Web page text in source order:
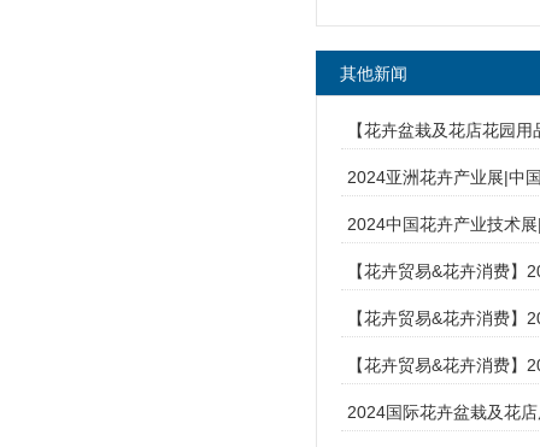
其他新闻
【花卉盆栽及花店花园
2024亚洲花卉产业展|中
2024中国花卉产业技术
【花卉贸易&花卉消费】
【花卉贸易&花卉消费】
【花卉贸易&花卉消费】
2024国际花卉盆栽及花